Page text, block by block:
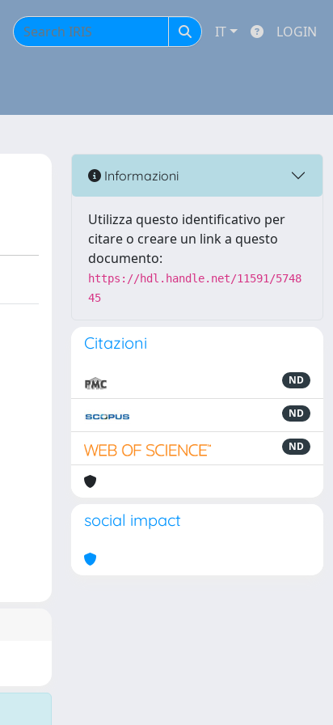
IT LOGIN
Informazioni
Utilizza questo identificativo per
citare o creare un link a questo
documento:
https://hdl.handle.net/11591/5748
45
Citazioni
ND
ND
ND
social impact